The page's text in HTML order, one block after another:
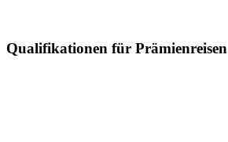
Qualifikationen für Prämienreisen